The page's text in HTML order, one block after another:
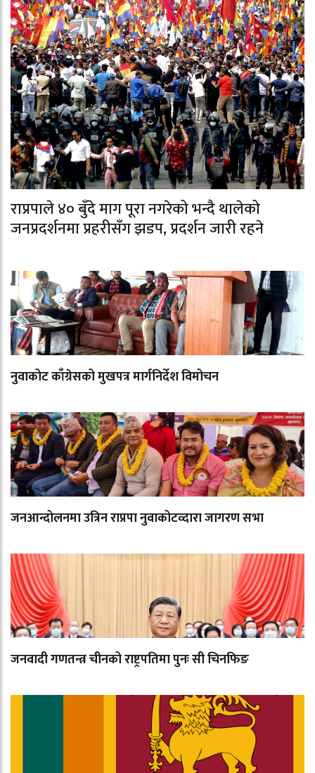
राप्रपाले ४० बुँदे माग पूरा नगरेको भन्दै थालेको
जनप्रदर्शनमा प्रहरीसँग झडप, प्रदर्शन जारी रहने
नुवाकोट काँग्रेसको मुखपत्र मार्गनिर्देश विमोचन
जनआन्दोलनमा उत्रिन राप्रपा नुवाकोटव्दारा जागरण सभा
जनवादी गणतन्त्र चीनको राष्ट्रपतिमा पुनः सी चिनफिङ